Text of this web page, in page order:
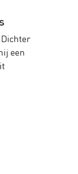
Dichter
een